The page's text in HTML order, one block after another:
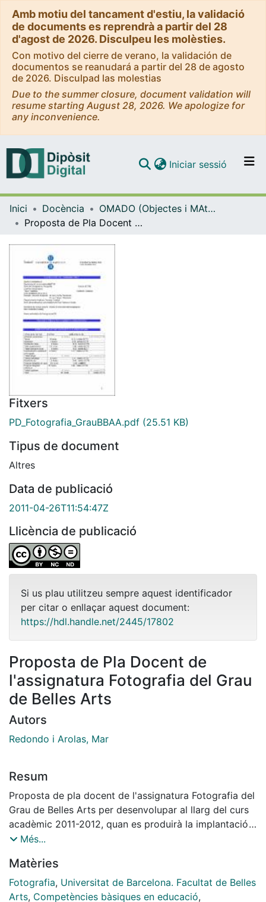
Amb motiu del tancament d'estiu, la validació
de documents es reprendrà a partir del 28
d'agost de 2026. Disculpeu les molèsties.
Con motivo del cierre de verano, la validación de
documentos se reanudará a partir del 28 de agosto
de 2026. Disculpad las molestias
Due to the summer closure, document validation will
resume starting August 28, 2026. We apologize for
any inconvenience.
Navega per tot el DD
Iniciar sessió (current)
Inici Docència
OMADO (Objectes i MAterials DOcents)
Proposta de Pla Docent de l'assignatura Fotografia del Grau de Belles Arts
Fitxers
PD_Fotografia_GrauBBAA.pdf (25.51 KB)
Tipus de document
Altres
Data de publicació
2011-04-26T11:54:47Z
Llicència de publicació
Si us plau utilitzeu sempre aquest identificador
per citar o enllaçar aquest document:
https://hdl.handle.net/2445/17802
Proposta de Pla Docent de
l'assignatura Fotografia del Grau
de Belles Arts
Autors
Redondo i Arolas, Mar
Resum
Proposta de pla docent de l'assignatura Fotografia del
Grau de Belles Arts per desenvolupar al llarg del curs
acadèmic 2011-2012, quan es produirà la implantació
de la totalitat d'aquest grau.
Més...
Matèries
Fotografia, Universitat de Barcelona. Facultat de Belles
Arts, Competències bàsiques en educació,